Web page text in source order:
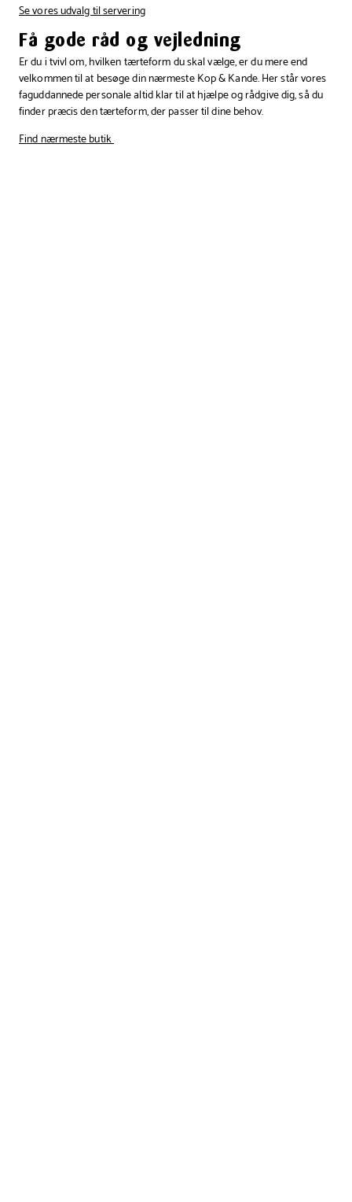
Se vores udvalg til servering
Få gode råd og vejledning
Er du i tvivl om, hvilken tærteform du skal vælge, er du mere end
velkommen til at besøge din nærmeste Kop & Kande. Her står vores
faguddannede personale altid klar til at hjælpe og rådgive dig, så du
finder præcis den tærteform, der passer til dine behov.
Find nærmeste butik